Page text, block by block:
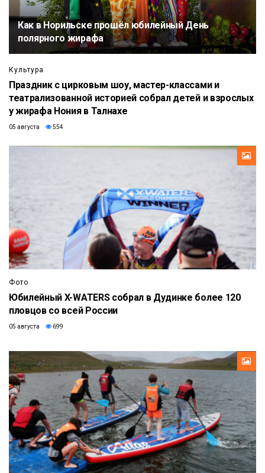
Как в Норильске прошёл юбилейный День
полярного жирафа
Культура
Праздник с цирковым шоу, мастер-классами и
театрализованной историей собрал детей и взрослых
у жирафа Нония в Талнахе
05 августа 554
Фото
Юбилейный X-WATERS собрал в Дудинке более 120
пловцов со всей России
05 августа 699